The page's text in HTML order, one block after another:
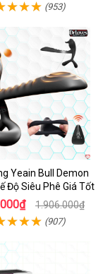
(953)
Yeain Bull Demon
Độ Siêu Phê Giá Tốt
1.906.000₫
(907)